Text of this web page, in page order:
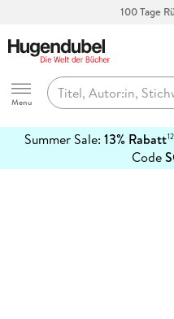
100 Tage
Hugendubel
Menu
Summer Sale: 13% Rabatt12
Code
erfahren